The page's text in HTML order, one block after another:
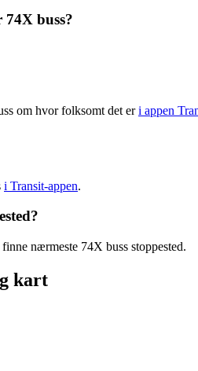
buss?
om hvor folksomt det eri appen
i Transit-appen.
nærmeste 74X buss stoppested.
kart